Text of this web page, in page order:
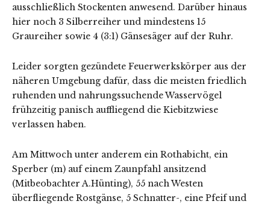
ausschließlich Stockenten anwesend. Darüber hinaus
hier noch 3 Silberreiher und mindestens 15
Graureiher sowie 4 (3:1) Gänsesäger auf der Ruhr.
Leider sorgten gezündete Feuerwerkskörper aus der
näheren Umgebung dafür, dass die meisten friedlich
ruhenden und nahrungssuchende Wasservögel
frühzeitig panisch auffliegend die Kiebitzwiese
verlassen haben.
Am Mittwoch unter anderem ein Rothabicht, ein
Sperber (m) auf einem Zaunpfahl ansitzend
(Mitbeobachter A.Hünting), 55 nach Westen
überfliegende Rostgänse, 5 Schnatter-, eine Pfeif und